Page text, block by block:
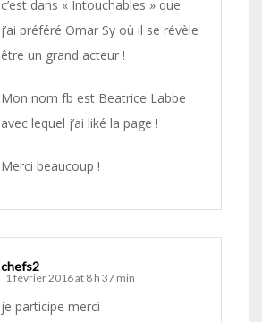
c’est dans « Intouchables » que
j’ai préféré Omar Sy où il se révèle
être un grand acteur !
Mon nom fb est Beatrice Labbe
avec lequel j’ai liké la page !
Merci beaucoup !
chefs2
1 février 2016 at 8 h 37 min
je participe merci